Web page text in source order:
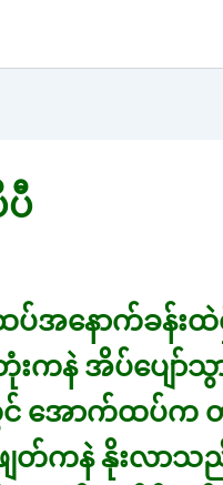
အနောက်ခန်းထဲ
ကနဲ အိပ်ပျော်သွ
င် အောက်ထပ်က
ျတ်ကနဲ နိုးလာသ